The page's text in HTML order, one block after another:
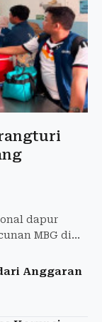
dapur
MBG di
Anggaran